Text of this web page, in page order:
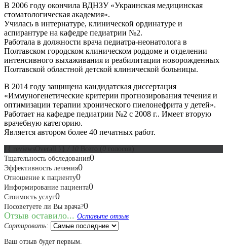
В 2006 году окончила ВДНЗУ «Украинская медицинская
стоматологическая академия».
Училась в интернатуре, клинической ординатуре и
аспирантуре на кафедре педиатрии №2.
Работала в должности врача педиатра-неонатолога в
Полтавском городском клиническом роддоме и отделении
интенсивного выхаживания и реабилитации новорожденных
Полтавской областной детской клинической больницы.
В 2014 году защищена кандидатская диссертация
«Иммуногенетические критерии прогнозирования течения и
оптимизации терапии хронического пиелонефрита у детей».
Работает на кафедре педиатрии №2 с 2008 г.. Имеет вторую
врачебную категорию.
Является автором более 40 печатных работ.
Тщательность обследования0
Эффективность лечения0
Отношение к пациенту0
Информирование пациента0
Стоимость услуг0
Посоветуете ли Вы врача?0
Отзыв оставило... Оставьте отзыв
Сортировать:
Ваш отзыв будет первым.